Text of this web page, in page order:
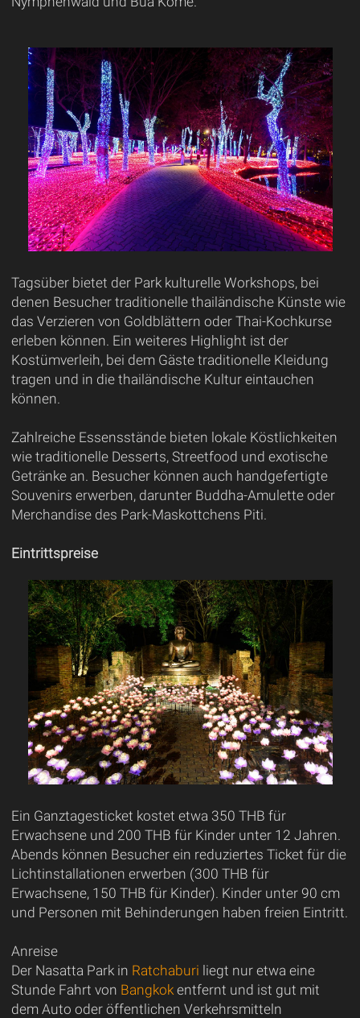
Tagsüber bietet der Park kulturelle Workshops, bei
denen Besucher traditionelle thailändische Künste wie
das Verzieren von Goldblättern oder Thai-Kochkurse
erleben können. Ein weiteres Highlight ist der
Kostümverleih, bei dem Gäste traditionelle Kleidung
tragen und in die thailändische Kultur eintauchen
können.
Zahlreiche Essensstände bieten lokale Köstlichkeiten
wie traditionelle Desserts, Streetfood und exotische
Getränke an. Besucher können auch handgefertigte
Souvenirs erwerben, darunter Buddha-Amulette oder
Merchandise des Park-Maskottchens Piti.
Eintrittspreise
Ein Ganztagesticket kostet etwa 350 THB für
Erwachsene und 200 THB für Kinder unter 12 Jahren.
Abends können Besucher ein reduziertes Ticket für die
Lichtinstallationen erwerben (300 THB für
Erwachsene, 150 THB für Kinder). Kinder unter 90 cm
und Personen mit Behinderungen haben freien Eintritt.
Anreise
Der Nasatta Park in Ratchaburi liegt nur etwa eine
Stunde Fahrt von Bangkokentfernt und ist gut mit
dem Auto oder öffentlichen Verkehrsmitteln